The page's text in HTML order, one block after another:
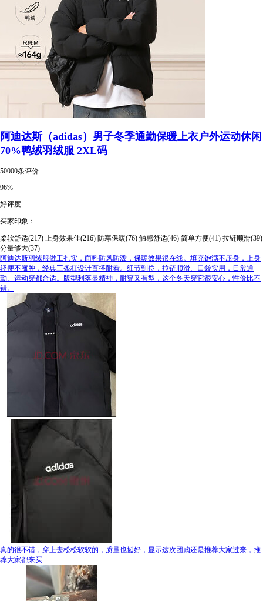
阿迪达斯（adidas）男子冬季通勤保暖上衣户外运动休闲
70%鸭绒羽绒服 2XL码
50000条评价
96%
好评度
买家印象：
柔软舒适(217) 上身效果佳(216) 防寒保暖(76) 触感舒适(46) 简单方便(41) 拉链顺滑(39)
分量够大(37)
阿迪达斯羽绒服做工扎实，面料防风防泼，保暖效果很在线。填充饱满不压身，上身
轻便不臃肿，经典三条杠设计百搭耐看。细节到位，拉链顺滑、口袋实用，日常通
勤、运动穿都合适。版型利落显精神，耐穿又有型，这个冬天穿它很安心，性价比不
错。
真的很不错，穿上去松松软软的，质量也挺好，显示这次团购还是推荐大家过来，推
荐大家都来买